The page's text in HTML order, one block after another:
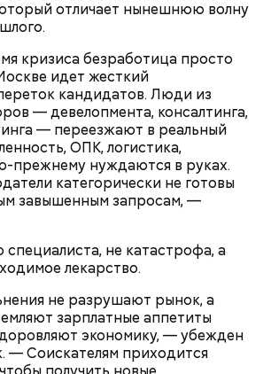
отличает нынешнюю волну
кризиса безработица просто
идет жесткий
кандидатов. Люди из
— девелопмента, консалтинга,
— переезжают в реальный
ОПК, логистика,
прежнему нуждаются в руках.
категорически не готовы
завышенным запросам, —
не катастрофа, а
лекарство.
не разрушают рынок, а
зарплатные аппетиты
экономику, — убежден
— Соискателям приходится